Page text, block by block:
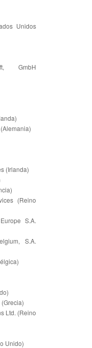
Unidos
GmbH
(Irlanda)
(Reino
S.A.
S.A.
Ltd. (Reino
Unido)